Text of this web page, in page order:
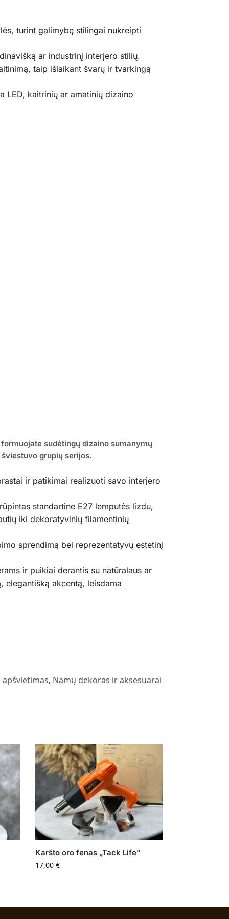
turint galimybę stilingai nukreipti
ar industrinį interjero stilių.
taip išlaikant švarų ir tvarkingą
LED, kaitrinių ar amatinių dizaino
sudėtingų dizaino sumanymų
grupių serijos.
ir patikimai realizuoti savo interjero
standartine E27 lemputės lizdu,
iki dekoratyvinių filamentinių
sprendimą bei reprezentatyvų estetinį
ir puikiai derantis su natūralaus ar
elegantišką akcentą, leisdama
apšvietimas, Namų dekoras ir aksesuarai
Karšto oro fenas „Tack Life”
17,00€